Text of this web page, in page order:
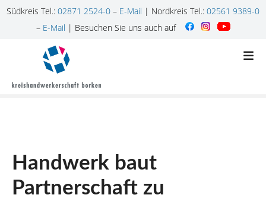
Südkreis Tel.: 02871 2524-0 – E-Mail | Nordkreis Tel.: 02561 9389-0
– E-Mail | Besuchen Sie uns auch auf
Handwerk baut
Partnerschaft zu